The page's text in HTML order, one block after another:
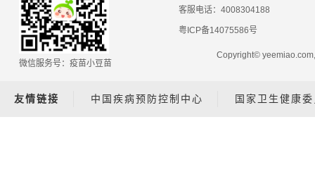
微信服务号：疫苗小豆苗
客服电话：4008304188
粤ICP备14075586号
Copyright©
友情链接 中国疾病预防控制中心 国家卫生健康